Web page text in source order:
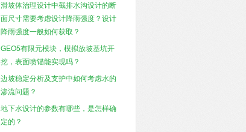
滑坡体治理设计中截排水沟设计的断
面尺寸需要考虑设计降雨强度？设计
降雨强度一般如何获取？
GEO5有限元模块，模拟放坡基坑开
挖，表面喷锚能实现吗？
边坡稳定分析及支护中如何考虑水的
渗流问题？
地下水设计的参数有哪些，是怎样确
定的？